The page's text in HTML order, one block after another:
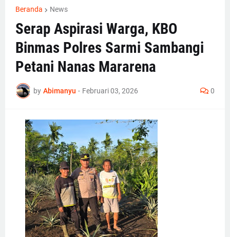
Beranda News
Serap Aspirasi Warga, KBO
Binmas Polres Sarmi Sambangi
Petani Nanas Mararena
by Abimanyu - Februari 03, 2026 0